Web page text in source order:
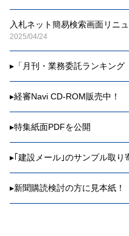
入札ネット簡易検索画面リニ
2025/04/24
▸ 「月刊・業務委託ランキン
▸経審Navi CD-ROM販売中！
▸特集紙面PDFを公開
▸ ｢建設メール｣のサンプル取り
▸新聞購読検討の方に見本紙！